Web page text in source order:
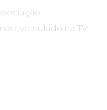
veiculado na TV